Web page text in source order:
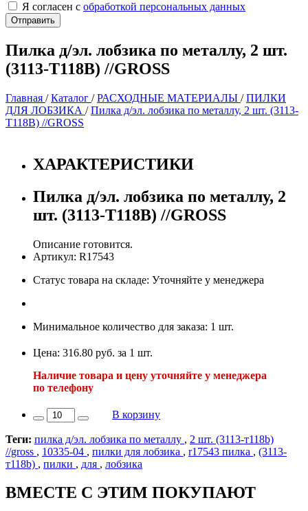
Я согласен с обработкой персональных данных
Пилка д/эл. лобзика по металлу, 2 шт.
(3113-Т118B) //GROSS
Главная /Каталог /РАСХОДНЫЕ МАТЕРИАЛЫ /ПИЛКИ
ДЛЯ ЛОБЗИКА /Пилка д/эл. лобзика по металлу, 2 шт. (3113-
Т118B) //GROSS
ХАРАКТЕРИСТИКИ
Пилка д/эл. лобзика по металлу, 2
шт. (3113-Т118B) //GROSS
Описание готовится.
Артикул: R17543
Статус товара на складе: Уточняйте у менеджера
Минимальное количество для заказа: 1 шт.
Цена: 316.80 руб. за 1 шт.
Наличие товара и цену уточняйте у менеджера
по телефону
В корзину
Теги: пилка д/эл. лобзика по металлу , 2 шт. (3113-т118b)
//gross , 10335-04 , пилки для лобзика , r17543 пилка , (3113-
т118b) , пилки , для , лобзика
ВМЕСТЕ С ЭТИМ ПОКУПАЮТ